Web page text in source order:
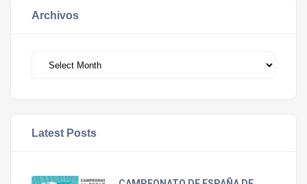
Archivos
Latest Posts